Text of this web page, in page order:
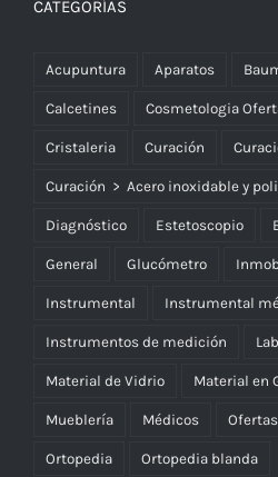
CATEGORÍAS
Acupuntura Aparatos
Calcetines Cosmetologia
Cristaleria Curación
Curación > Acero inoxidable y
Diagnóstico Estetoscopio
General Glucómetro
Instrumental Instrumental
Instrumentos de medición
Material de Vidrio Material en
Mueblería Médicos Ofertas
Ortopedia Ortopedia blanda